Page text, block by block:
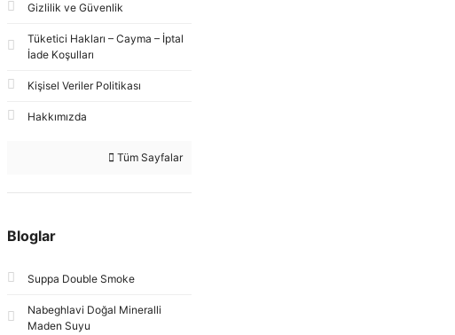
Gizlilik ve Güvenlik
Tüketici Hakları – Cayma – İptal
İade Koşulları
Kişisel Veriler Politikası
Hakkımızda
Tüm Sayfalar
Bloglar
Suppa Double Smoke
Nabeghlavi Doğal Mineralli
Maden Suyu